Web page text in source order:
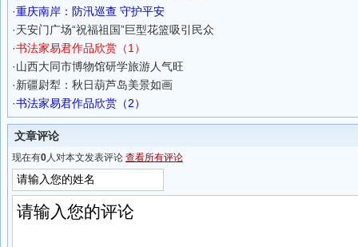
·重庆南岸：防汛巡查 守护平安
·天安门广场“祝福祖国”巨型花篮吸引民众
·书法家易君作品欣赏（1）
·山西大同市博物馆研学旅游人气旺
·新疆尉犁：秋日葫芦岛美景如画
·书法家易君作品欣赏（2）
文章评论
现在有0人对本文发表评论 查看所有评论